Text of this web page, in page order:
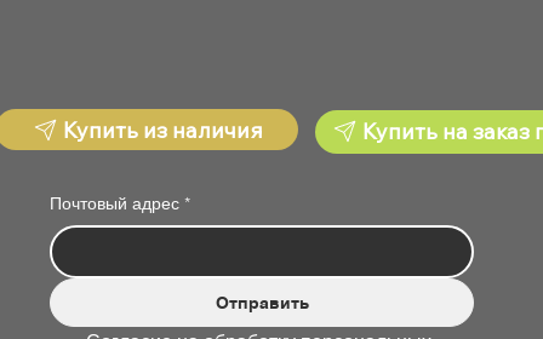
Почтовый адрес *
Отправить
Купить из наличия Купить на